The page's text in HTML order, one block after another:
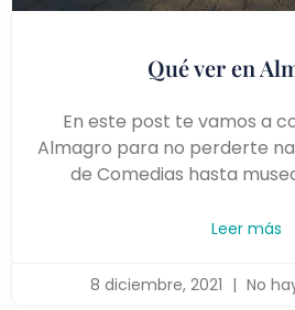
Qué ver en
En este post te vamos a
Almagro para no perderte
de Comedias hasta
Leer más
8 diciembre, 2021 No